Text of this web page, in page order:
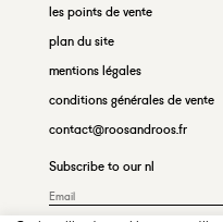
les points de vente
plan du site
mentions légales
conditions générales de vente
contact@roosandroos.fr
Subscribe to our nl